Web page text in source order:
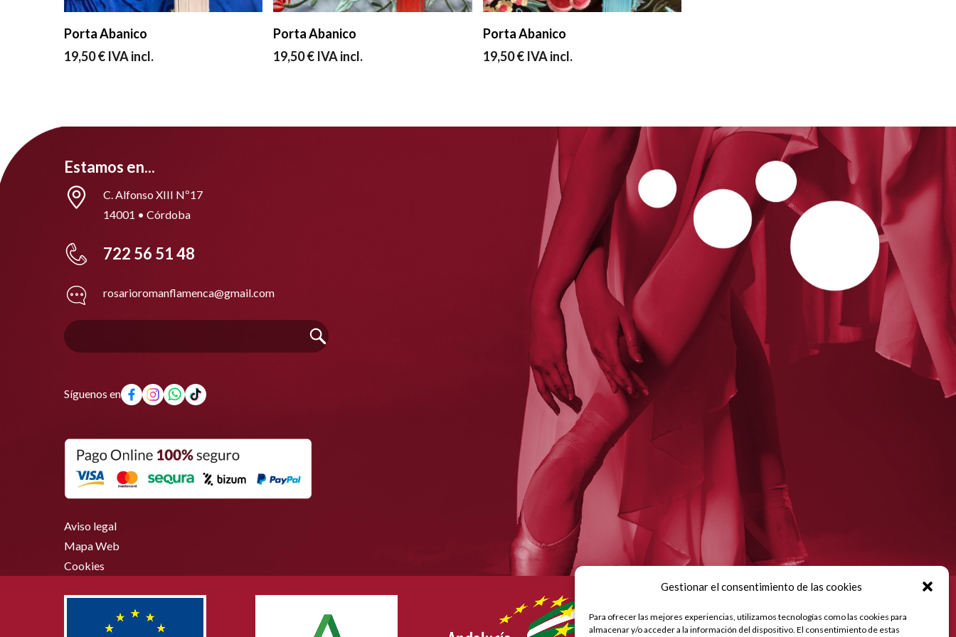
Gestionar el consentimiento de las cookies
Para ofrecer las mejores experiencias, utilizamos tecnologías como las cookies para
almacenar y/o acceder a la información del dispositivo. El consentimiento de estas
Porta Abanico
19,50€ IVA incl.
Porta Abanico
19,50€ IVA incl.
Porta Abanico
19,50€ IVA incl.
Estamos en...
C. Alfonso XIII Nº17
14001 • Córdoba
722 56 51 48
rosarioromanflamenca@gmail.com
Síguenos en
Aviso legal
Mapa Web
Cookies
marketing digital en la actividad de la empresa en la
población de Córdoba, que tiene como objetivo contribuir a